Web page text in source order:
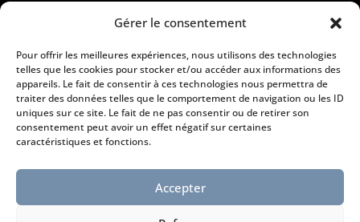
Gérer le consentement
Pour offrir les meilleures expériences, nous utilisons des technologies
telles que les cookies pour stocker et/ou accéder aux informations des
appareils. Le fait de consentir à ces technologies nous permettra de
traiter des données telles que le comportement de navigation ou les ID
uniques sur ce site. Le fait de ne pas consentir ou de retirer son
consentement peut avoir un effet négatif sur certaines
caractéristiques et fonctions.
Accepter
8h30 à 12h et de 14h à 17h
l
Information légales
Politique de cookies
Déclaration de confidentialité